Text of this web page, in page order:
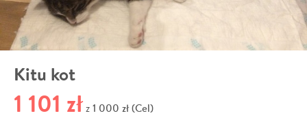
Kitu kot
1 101 zł z 1 000 zł (Cel)